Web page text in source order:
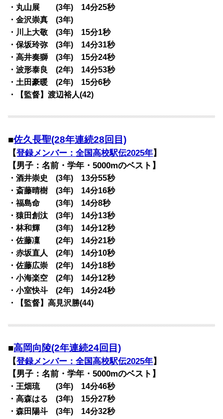
・丸山展 (3年) 14分25秒
・金沢崇真 (3年)
・川上大敬 (3年) 15分1秒
・保坂玲弥 (3年) 14分31秒
・高井奏獅 (3年) 15分24秒
・波形泰良 (2年) 14分53秒
・土田豪暖 (2年) 15分6秒
・【監督】渡辺裕人(42)
■佐久長聖(28年連続28回目)
【登録メンバー：全国高校駅伝2025年】
【男子：名前・学年・5000mのベスト】
・酒井崇史 (3年) 13分55秒
・斎藤晴樹 (3年) 14分16秒
・福島命 (3年) 14分8秒
・猿田創汰 (3年) 14分13秒
・林和輝 (3年) 14分12秒
・佐藤凜 (2年) 14分21秒
・赤坂直人 (2年) 14分10秒
・佐藤広崇 (2年) 14分18秒
・小海楽空 (2年) 14分12秒
・小室快斗 (2年) 14分24秒
・【監督】高見沢勝(44)
■高岡向陵(2年連続24回目)
【登録メンバー：全国高校駅伝2025年】
【男子：名前・学年・5000mのベスト】
・王畑琉 (3年) 14分46秒
・高森はる (3年) 15分27秒
・森田陽斗 (3年) 14分32秒